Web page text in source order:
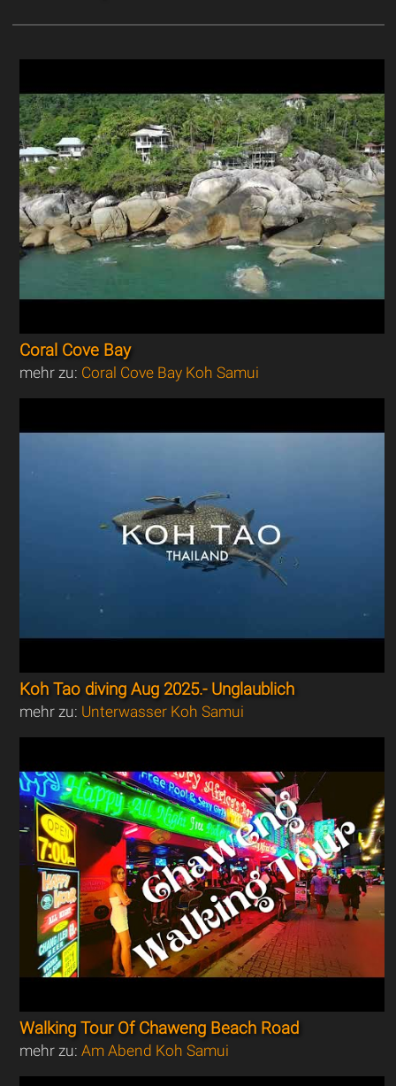
Coral Cove Bay
mehr zu: Coral Cove Bay Koh Samui
Koh Tao diving Aug 2025.- Unglaublich
mehr zu: Unterwasser Koh Samui
Walking Tour Of Chaweng Beach Road
mehr zu:Am Abend Koh Samui